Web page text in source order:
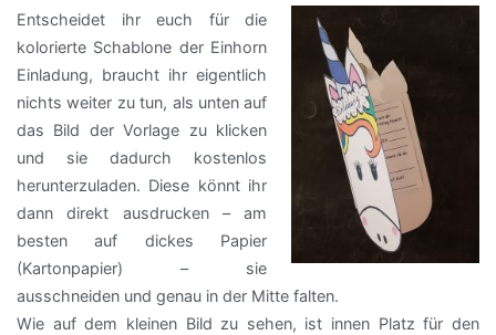
Entscheidet ihr euch für die
kolorierte Schablone der Einhorn
Einladung, braucht ihr eigentlich
nichts weiter zu tun, als unten auf
das Bild der Vorlage zu klicken
und sie dadurch kostenlos
herunterzuladen. Diese könnt ihr
dann direkt ausdrucken – am
besten auf dickes Papier
(Kartonpapier) – sie
ausschneiden und genau in der Mitte falten.
Wie auf dem kleinen Bild zu sehen, ist innen Platz für den